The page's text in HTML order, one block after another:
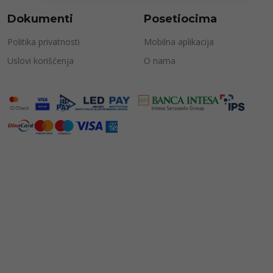
Dokumenti
Politika privatnosti
Uslovi korišćenja
Posetiocima
Mobilna aplikacija
O nama